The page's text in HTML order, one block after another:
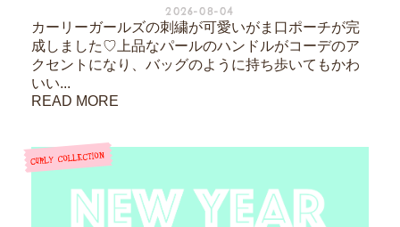
2026-08-04
カーリーガールズの刺繍が可愛いがま口ポーチが完
成しました♡上品なパールのハンドルがコーデのア
クセントになり、バッグのように持ち歩いてもかわ
いい...
READ MORE